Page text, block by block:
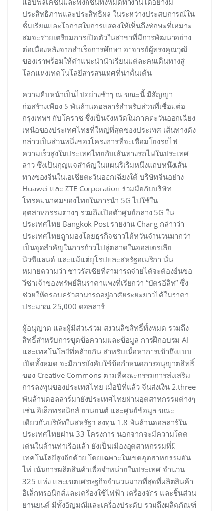
แอปพลิเคชันและฟังก์ชันทั้งหมดทำงานได้อย่างมี
ประสิทธิภาพและประสิทธิผล ในระหว่างประสบการณ์ใน
ชั้นเรียนและโอกาสในการแสดงให้เห็นถึงทักษะที่เหมาะ
สมจะช่วยเตรียมการเปิดตัวในสาขาที่มีการพัฒนาอย่าง
ต่อเนื่องหลังจากสำเร็จการศึกษา อาจารย์ผู้ทรงคุณวุฒิ
ของเราพร้อมให้คำแนะนำนักเรียนแต่ละคนเดินทางสู่
โลกแห่งเทคโนโลยีสารสนเทศที่น่าตื่นเต้น
ความคืบหน้าเป็นไปอย่างช้าๆ ณ ขณะนี้ มีสัญญา
ก่อสร้างเพียง 5 พันล้านดอลลาร์สำหรับส่วนที่เชื่อมต่อ
กรุงเทพฯ กับโคราช ซึ่งเป็นจังหวัดในภาคตะวันออกเฉียง
เหนือของประเทศไทยที่ใหญ่ที่สุดของประเทศ เส้นทางดัง
กล่าวเป็นส่วนหนึ่งของโครงการที่จะเชื่อมโยงรถไฟ
ความเร็วสูงในประเทศไทยกับเส้นทางรถไฟในประเทศ
ลาว ซึ่งเป็นกุญแจสำคัญในแผนริเริ่มหนึ่งแถบหนึ่งเส้น
ทางของจีนในเอเชียตะวันออกเฉียงใต้ บริษัทจีนอย่าง
Huawei และ ZTE Corporation ร่วมมือกับบริษัท
โทรคมนาคมของไทยในการนำ 5G ไปใช้ใน
อุตสาหกรรมต่างๆ รวมถึงเปิดตัวศูนย์กลาง 5G ใน
ประเทศไทย Bangkok Post รายงาน Chang กล่าวว่า
ประเทศไทยถูกมองโดยธุรกิจชาวไต้หวันจำนวนมากว่า
เป็นจุดสำคัญในการก้าวไปสู่ตลาดในออสเตรเลีย
นิวซีแลนด์ และแม้แต่ยุโรปและสหรัฐอเมริกา นั่น
หมายความว่า ชาวรัสเซียที่สามารถจ่ายได้จะต้องยื่นขอ
วีซ่าเจ้าของทรัพย์สินราคาแพงที่เรียกว่า “บัตรอีลิท” ซึ่ง
ช่วยให้ครอบครัวสามารถอยู่อาศัยระยะยาวได้ในราคา
ประมาณ 25,000 ดอลลาร์
ผู้อนุญาต และผู้มีส่วนร่วม สงวนลิขสิทธิ์ทั้งหมด รวมถึง
สิทธิ์สำหรับการขุดข้อความและข้อมูล การฝึกอบรม AI
และเทคโนโลยีที่คล้ายกัน สำหรับเนื้อหาการเข้าถึงแบบ
เปิดทั้งหมด จะมีการบังคับใช้ข้อกำหนดการอนุญาตสิทธิ์
ของ Creative Commons ตามที่คณะกรรมการส่งเสริม
การลงทุนของประเทศไทย เมื่อปีที่แล้ว จีนส่งเงิน 2.three
พันล้านดอลลาร์มายังประเทศไทยผ่านอุตสาหกรรมต่างๆ
เช่น อิเล็กทรอนิกส์ ยานยนต์ และศูนย์ข้อมูล ขณะ
เดียวกันบริษัทในสหรัฐฯ ลงทุน 1.8 พันล้านดอลลาร์ใน
ประเทศไทยผ่าน 33 โครงการ นอกจากจะมีความโดด
เด่นในด้านท่าเรือแล้ว ยังเป็นเมืองอุตสาหกรรมที่มี
เทคโนโลยีสูงอีกด้วย โดยเฉพาะในเขตอุตสาหกรรมอัน
ไห่ เน้นการผลิตสินค้าเพื่อจำหน่ายในประเทศ จำนวน
325 แห่ง และเขตเศรษฐกิจจำนวนมากที่สุดที่ผลิตสินค้า
อิเล็กทรอนิกส์และเครื่องใช้ไฟฟ้า เครื่องจักร และชิ้นส่วน
ยานยนต์ มีทั้งอัญมณีและเครื่องประดับ รวมถึงผลิตภัณฑ์